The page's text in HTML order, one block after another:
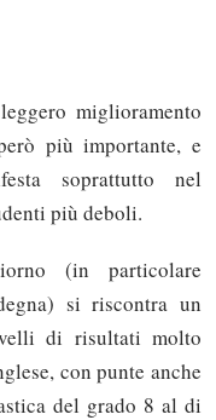
miglioramento
più importante, e
soprattutto nel
più deboli.
(in particolare
si riscontra un
di risultati molto
con punte anche
del grado 8 al di